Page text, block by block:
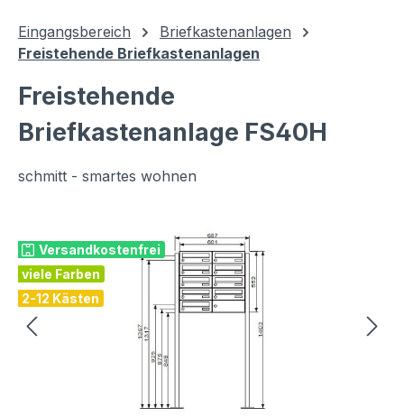
Eingangsbereich
Briefkastenanlagen
Freistehende Briefkastenanlagen
Freistehende
Briefkastenanlage FS40H
schmitt - smartes wohnen
Versandkostenfrei
viele Farben
2-12 Kästen